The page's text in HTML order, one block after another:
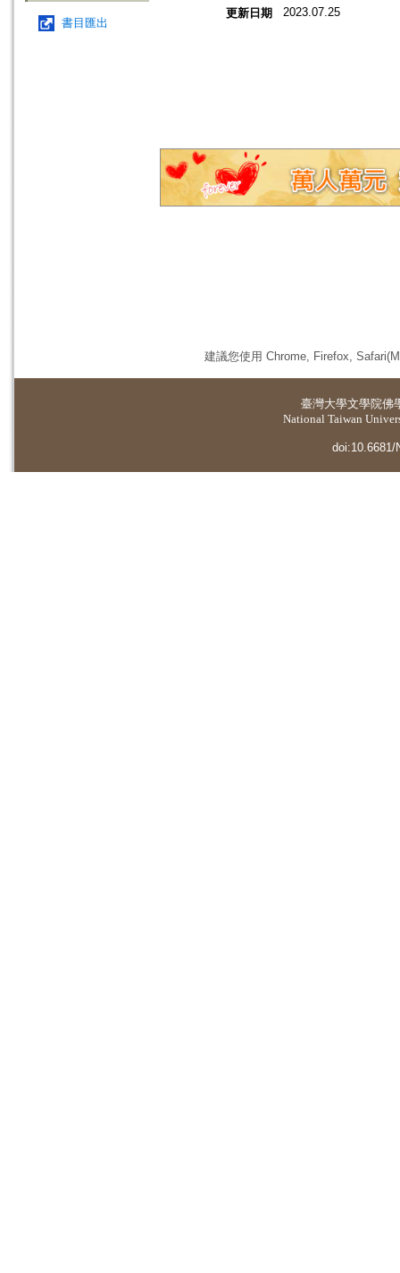
書目匯出
更新日期 2023.07.25
建議您使用 Chrome, Firefox,
臺灣大學文學院佛
National Taiwan
doi:10.6681/